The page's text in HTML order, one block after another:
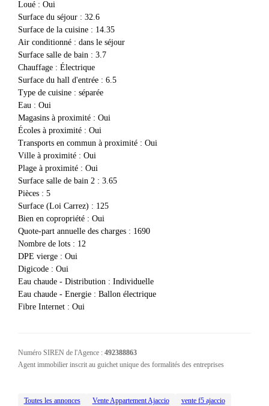
Loué: Oui
Surface du séjour: 32.6
Surface de la cuisine: 14.35
Air conditionné: dans le séjour
Surface salle de bain : 3.7
Chauffage: Électrique
Surface du hall d'entrée: 6.5
Type de cuisine: séparée
Eau : Oui
Magasins à proximité: Oui
Écoles à proximité: Oui
Transports en commun à proximité: Oui
Ville à proximité: Oui
Plage à proximité: Oui
Surface salle de bain 2 : 3.65
Pièces: 5
Surface (Loi Carrez) : 125
Bien en copropriété: Oui
Quote-part annuelle des charges: 1690
Nombre de lots: 12
DPE vierge: Oui
Digicode: Oui
Eau chaude - Distribution : Individuelle
Eau chaude - Energie: Ballon électrique
Fibre Internet: Oui
Numéro SIREN de l'Agence : 492388863
Agent immobilier inscrit au guichet unique des formalités des entreprises
Toutes les annonces Vente Appartement Ajaccio vente f5 ajaccio